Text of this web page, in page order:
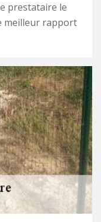
prestataire le
meilleur rapport